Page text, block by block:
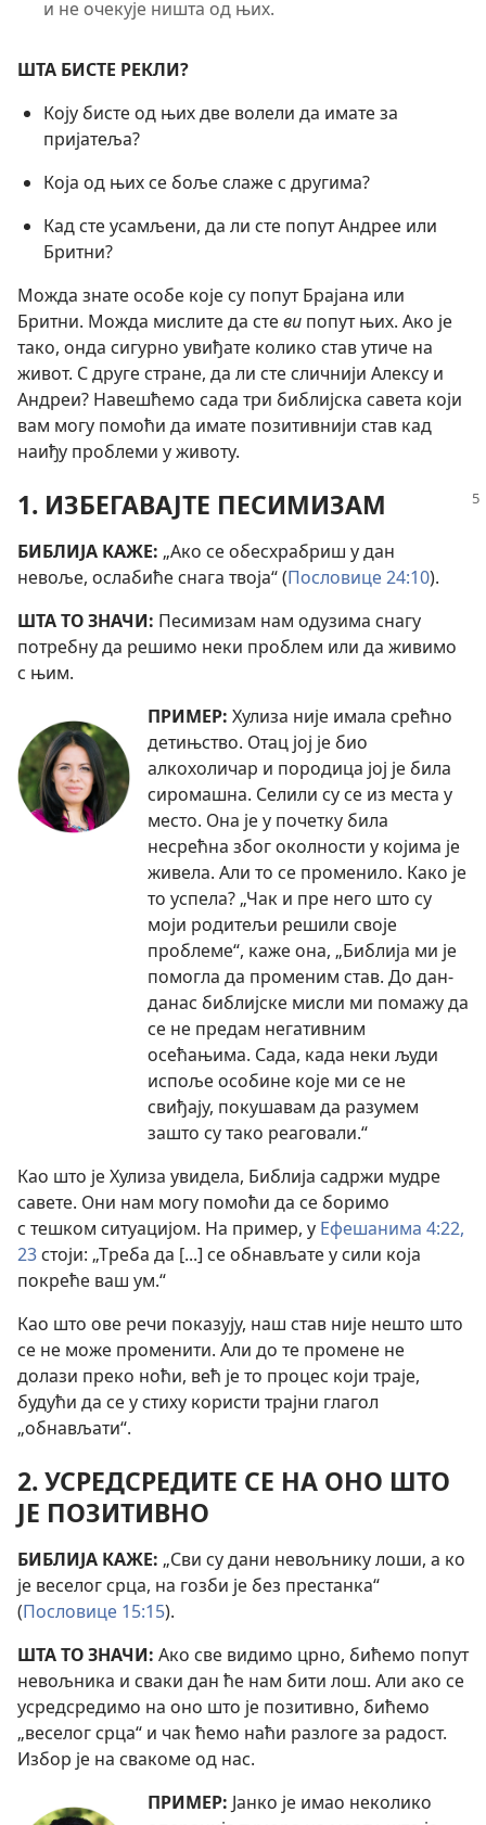
и не очекује ништа од њих.
ШТА БИСТЕ РЕКЛИ?
Коју бисте од њих две волели да имате за
пријатеља?
Која од њих се боље слаже с другима?
Кад сте усамљени, да ли сте попут Андрее или
Бритни?
Можда знате особе које су попут Брајана или
Бритни. Можда мислите да сте ви попут њих. Ако је
тако, онда сигурно увиђате колико став утиче на
живот. С друге стране, да ли сте сличнији Алексу и
Андреи? Навешћемо сада три библијска савета који
вам могу помоћи да имате позитивнији став кад
наиђу проблеми у животу.
1. ИЗБЕГАВАЈТЕ ПЕСИМИЗАМ
БИБЛИЈА КАЖЕ: „Ако се обесхрабриш у дан
невоље, ослабиће снага твоја“ (Пословице 24:10).
ШТА ТО ЗНАЧИ: Песимизам нам одузима снагу
потребну да решимо неки проблем или да живимо
с њим.
ПРИМЕР: Хулиза није имала срећно
детињство. Отац јој је био
алкохоличар и породица јој је била
сиромашна. Селили су се из места у
место. Она је у почетку била
несрећна због околности у којима је
живела. Али то се променило. Како је
то успела? „Чак и пре него што су
моји родитељи решили своје
проблеме“, каже она, „Библија ми је
помогла да променим став. До дан-
данас библијске мисли ми помажу да
се не предам негативним
осећањима. Сада, када неки људи
испоље особине које ми се не
свиђају, покушавам да разумем
зашто су тако реаговали.“
Као што је Хулиза увидела, Библија садржи мудре
савете. Они нам могу помоћи да се боримо
с тешком ситуацијом. На пример, у Ефешанима 4:22,
23стоји: „Треба да [...] се обнављате у сили која
покреће ваш ум.“
Као што ове речи показују, наш став није нешто што
се не може променити. Али до те промене не
долази преко ноћи, већ је то процес који траје,
будући да се у стиху користи трајни глагол
„обнављати“.
2. УСРЕДСРЕДИТЕ СЕ НА ОНО ШТО
ЈЕ ПОЗИТИВНО
БИБЛИЈА КАЖЕ: „Сви су дани невољнику лоши, а ко
је веселог срца, на гозби је без престанка“
(Пословице 15:15).
ШТА ТО ЗНАЧИ: Ако све видимо црно, бићемо попут
невољника и сваки дан ће нам бити лош. Али ако се
усредсредимо на оно што је позитивно, бићемо
„веселог срца“ и чак ћемо наћи разлоге за радост.
Избор је на свакоме од нас.
ПРИМЕР: Јанко је имао неколико